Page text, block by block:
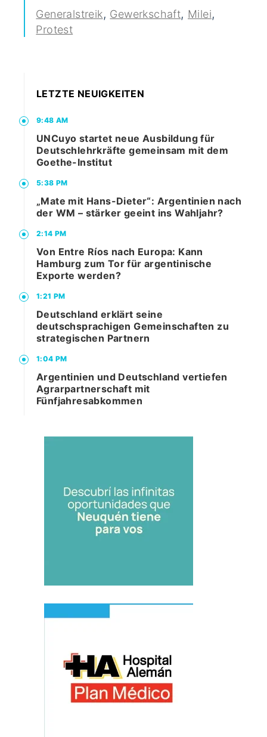
Generalstreik, Gewerkschaft, Milei,
Protest
LETZTE NEUIGKEITEN
9:48 AM
UNCuyo startet neue Ausbildung für
Deutschlehrkräfte gemeinsam mit dem
Goethe-Institut
5:38 PM
„Mate mit Hans-Dieter“: Argentinien nach
der WM – stärker geeint ins Wahljahr?
2:14 PM
Von Entre Ríos nach Europa: Kann
Hamburg zum Tor für argentinische
Exporte werden?
1:21 PM
Deutschland erklärt seine
deutschsprachigen Gemeinschaften zu
strategischen Partnern
1:04 PM
Argentinien und Deutschland vertiefen
Agrarpartnerschaft mit
Fünfjahresabkommen